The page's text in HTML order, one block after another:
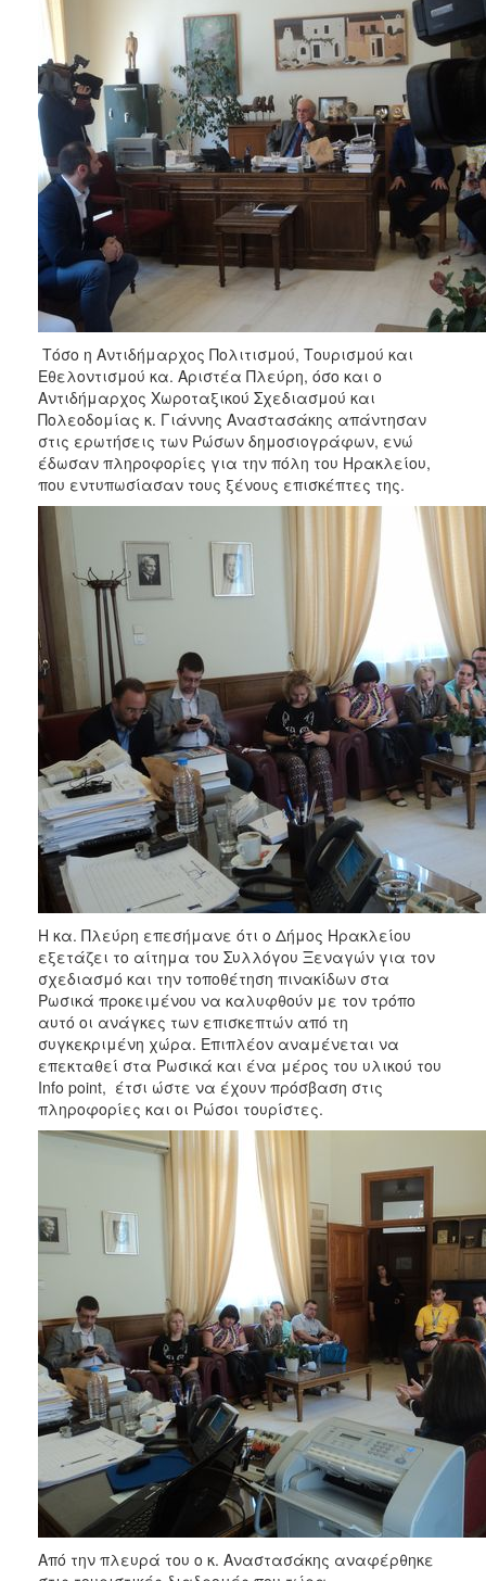
ΕΠΙΣΚΕΠΤΗΣ
ΗΡΑΚΛΕΙΟ
Τόσο η Αντιδήμαρχος Πολιτισμού, Τουρισμού και
Εθελοντισμού κα. Αριστέα Πλεύρη, όσο και ο
Αντιδήμαρχος Χωροταξικού Σχεδιασμού και
Πολεοδομίας κ. Γιάννης Αναστασάκης απάντησαν
στις ερωτήσεις των Ρώσων δημοσιογράφων, ενώ
έδωσαν πληροφορίες για την πόλη του Ηρακλείου,
που εντυπωσίασαν τους ξένους επισκέπτες της.
Η κα. Πλεύρη επεσήμανε ότι ο Δήμος Ηρακλείου
εξετάζει το αίτημα του Συλλόγου Ξεναγών για τον
σχεδιασμό και την τοποθέτηση πινακίδων στα
Ρωσικά προκειμένου να καλυφθούν με τον τρόπο
αυτό οι ανάγκες των επισκεπτών από τη
συγκεκριμένη χώρα. Επιπλέον αναμένεται να
επεκταθεί στα Ρωσικά και ένα μέρος του υλικού του
Info point, έτσι ώστε να έχουν πρόσβαση στις
πληροφορίες και οι Ρώσοι τουρίστες.
Από την πλευρά του ο κ. Αναστασάκης αναφέρθηκε